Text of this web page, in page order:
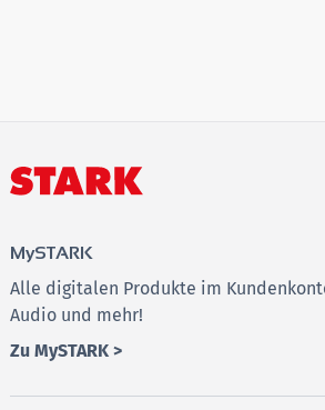
MySTARK
Alle digitalen Produkte im
Audio und mehr!
Zu MySTARK >